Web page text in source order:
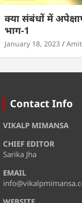
क्या संबंधों में
भाग-1
January 18, 2023
Contact Info
VIKALP MIMANSA
CHIEF EDITOR
Sarika Jha
EMAIL